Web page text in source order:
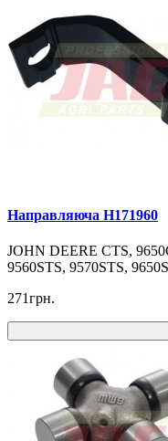
Направляюча H171960
JOHN DEERE CTS,
9560STS, 9570STS,
271грн.